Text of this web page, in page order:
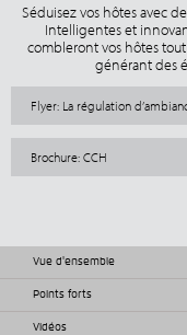
Séduisez vos hôtes avec
Intelligentes et
combleront vos hôtes
générant des
Flyer: La régulation
Brochure: CCH
Vue d'ensemble
Points forts
Vidéos